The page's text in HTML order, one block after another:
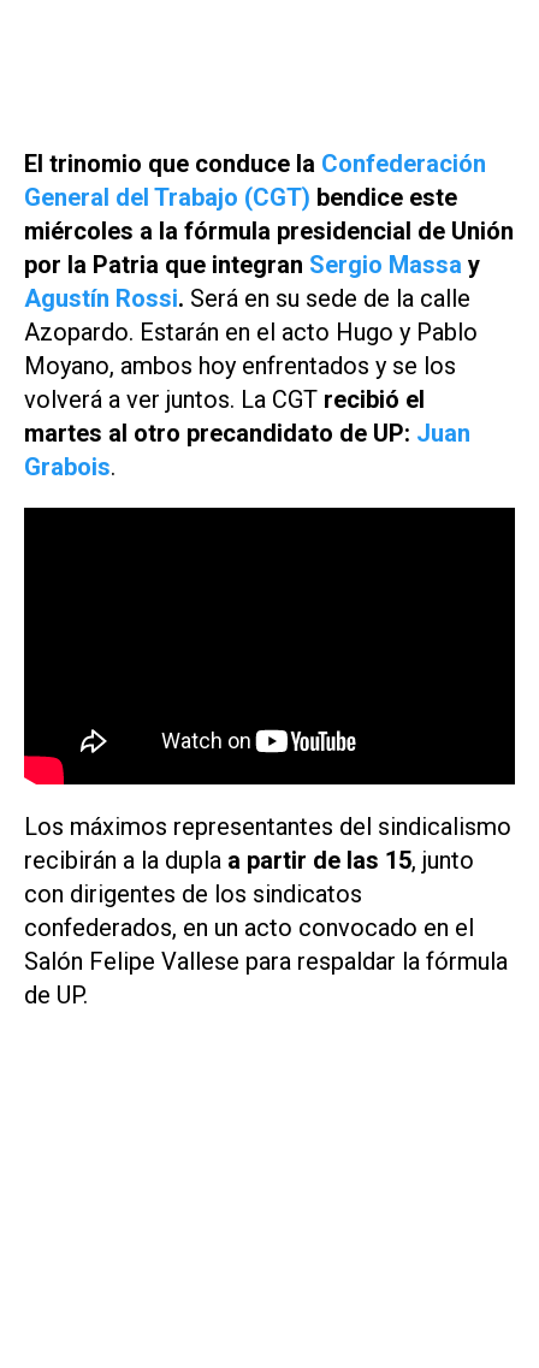
El trinomio que conduce la Confederación
General del Trabajo (CGT) bendice este
miércoles a la fórmula presidencial de Unión
por la Patria que integran Sergio Massa y
Agustín Rossi. Será en su sede de la calle
Azopardo. Estarán en el acto Hugo y Pablo
Moyano, ambos hoy enfrentados y se los
volverá a ver juntos. La CGT recibió el
martes al otro precandidato de UP: Juan
Grabois.
Los máximos representantes del sindicalismo
recibirán a la dupla a partir de las 15, junto
con dirigentes de los sindicatos
confederados, en un acto convocado en el
Salón Felipe Vallese para respaldar la fórmula
de UP.